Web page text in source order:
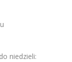
niedzieli: